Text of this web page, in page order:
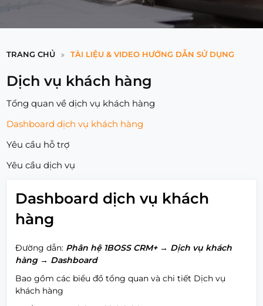
TRANG CHỦ TÀI LIỆU & VIDEO HƯỚNG DẪN SỬ DỤNG
Dịch vụ khách hàng
Tổng quan về dịch vụ khách hàng
Dashboard dịch vụ khách hàng
Yêu cầu hỗ trợ
Yêu cầu dịch vụ
Dashboard dịch vụ khách
hàng
Đường dẫn: Phân hệ 1BOSS CRM+ → Dịch vụ khách
hàng → Dashboard
Bao gồm các biểu đồ tổng quan và chi tiết Dịch vụ
khách hàng